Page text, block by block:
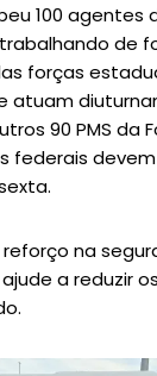
100 agentes
de
forças
atuam
90 PMS da
federais
na
a reduzir